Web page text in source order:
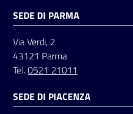
SEDE DI PARMA
Via Verdi, 2
43121 Parma
Tel.0521 21011
SEDE DI PIACENZA